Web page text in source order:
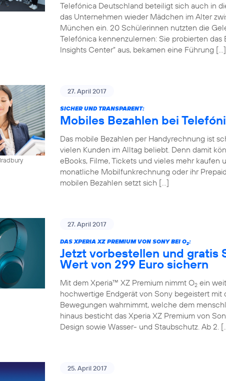
Telefónica Deutschland beteiligt sich auch in
das Unternehmen wieder Mädchen im Alter
München ein. 20 Schülerinnen nutzten die
Telefónica kennenzulernen: Sie probierten
Insights Center“ aus, bekamen eine Führung […]
27. April 2017
SICHER UND TRANSPARENT:
Mobiles Bezahlen bei
Das mobile Bezahlen per Handyrechnung ist
vielen Kunden im Alltag beliebt. Denn damit
eBooks, Filme, Tickets und vieles mehr kaufen
monatliche Mobilfunkrechnung oder ihr
mobilen Bezahlen setzt sich […]
27. April 2017
DAS XPERIA XZ PREMIUM VON SONY BEI O2:
Jetzt vorbestellen und gratis
Wert von 299 Euro sichern
Mit dem Xperia™ XZ Premium nimmt O2 ein
hochwertige Endgerät von Sony begeistert
Bewegungen wahrnimmt, welche dem
hinaus besticht das Xperia XZ Premium von
Design sowie Wasser- und Staubschutz. Ab 2.
25. April 2017